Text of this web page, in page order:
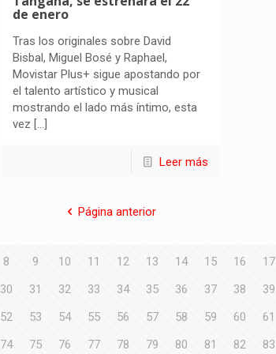
de enero
Tras los originales sobre David
Bisbal, Miguel Bosé y Raphael,
Movistar Plus+ sigue apostando por
el talento artístico y musical
mostrando el lado más íntimo, esta
vez […]
Leer más
Página anterior
8 9 10 11 12 13 14 15 16 17
30 31 32 33 34 35 36 37 38 39
52 53 54 55 56 57 58 59 60 61
74 75 76 77 78 79 80 81 82 83